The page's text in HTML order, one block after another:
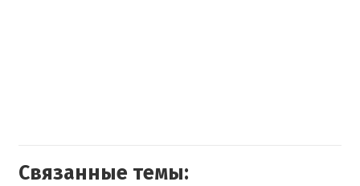
Связанные темы: